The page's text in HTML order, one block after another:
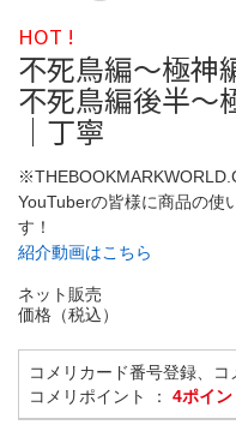
HOT !
不死鳥編〜極
不死鳥編後半～
｜丁寧
YouTuberの皆様に商品の使
す！
紹介動画はこちら
ネット販売
価格（税込）
コメリカード番号登録、
コメリポイント ： 4ポイ